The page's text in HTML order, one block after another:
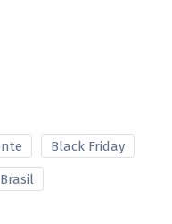
Black Friday
Brasil